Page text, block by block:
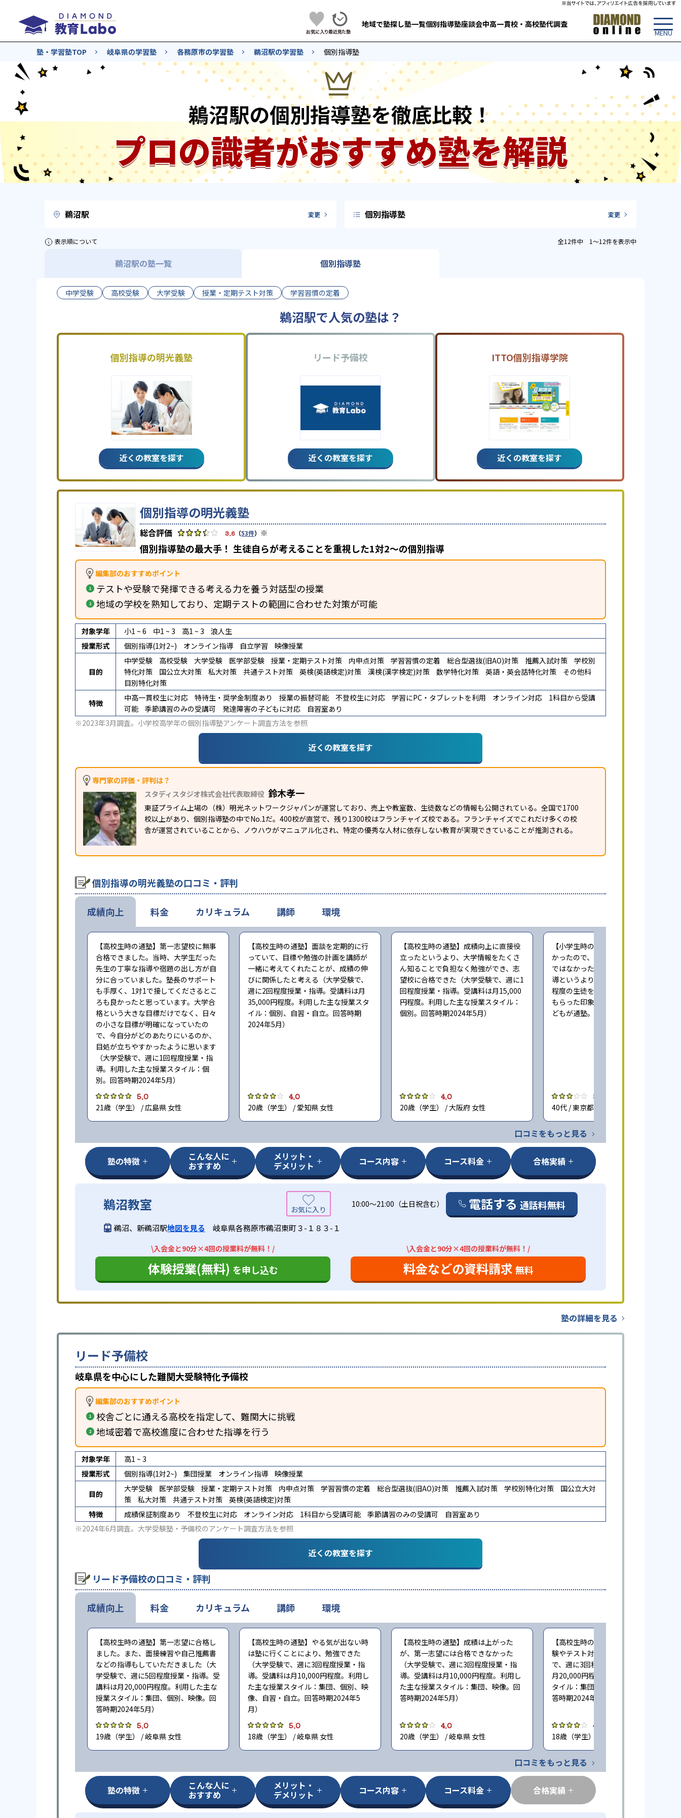
地域で塾探し塾一覧個別指導塾座談会中高一貫校・高校塾代調査
塾・学習塾TOP 岐阜県の学習塾 各務原市の学習塾 鵜沼駅の学習塾 個別指導塾
鵜沼駅の個別指導塾を徹底比較！
プロの識者がおすすめ塾を解説
鵜沼駅 変更 個別指導塾 変更
表示順について 全12件中 1〜12件を表示中
鵜沼駅の塾一覧 個別指導塾
中学受験 高校受験 大学受験 授業・定期テスト対策 学習習慣の定着
鵜沼駅で人気の塾は？
個別指導の明光義塾
近くの教室を探す
リード予備校
近くの教室を探す
ITTO個別指導学院
近くの教室を探す
個別指導の明光義塾
3.6 （53件） ※
個別指導塾の最大手！ 生徒自らが考えることを重視した1対2〜の個別指導
編集部のおすすめポイント
テストや受験で発揮できる考える力を養う対話型の授業
地域の学校を熟知しており、定期テストの範囲に合わせた対策が可能
対象学年 小1 ~ 6 中1 ~ 3 高1 ~ 3
浪人生
授業形式
個別指導(1対2~) オンライン指導 自立学習 映像授業
目的
中学受験 高校受験 大学受験 医学部受験 授業・定期テスト対策 内申点対策 学習習慣の定着 総合型選抜(旧AO)対策 推薦入試対策
学校別
特化対策
国公立大対策 私大対策 共通テスト対策 英検(英語検定)対策 漢検(漢字検定)対策 数学特化対策 英語・英会話特化対策
その他科
目別特化対策
特徴
中高一貫校生に対応 特待生・奨学金制度あり 授業の振替可能 不登校生に対応 学習にPC・タブレットを利用 オンライン対応
1科目から受講
可能
季節講習のみの受講可 発達障害の子どもに対応
自習室あり
※2023年3月調査。 小学校高学年の個別指導塾アンケート調査方法を参照
近くの教室を探す
専門家の評価・評判は？
スタディスタジオ株式会社代表取締役 鈴木孝一
東証プライム上場の（株）明光ネットワークジャパンが運営しており、売上や教室数、生徒数などの情報も公開されている。全国で1700
校以上があり、個別指導塾の中でNo.1だ。400校が直営で、残り1300校はフランチャイズ校である。フランチャイズでこれだけ多くの校
舎が運営されていることから、ノウハウがマニュアル化され、特定の優秀な人材に依存しない教育が実現できていることが推測される。
個別指導の明光義塾の口コミ・評判
成績向上
【高校生時の通塾】第一志望校に無事
合格できました。当時、大学生だった
先生の丁寧な指導や宿題の出し方が自
分に合っていました。塾長のサポート
も手厚く、1対1で接してくださるとこ
ろも良かったと思っています。大学合
格という大きな目標だけでなく、日々
の小さな目標が明確になっていたの
で、今自分がどのあたりにいるのか、
目処が立ちやすかったように思います
（大学受験で、週に1回程度授業・指
導。利用した主な授業スタイル：個
別。回答時期2024年5月）
5.0
21歳（学生） / 広島県 女性
【高校生時の通塾】面談を定期的に行
っていて、目標や勉強の計画を講師が
一緒に考えてくれたことが、成績の伸
びに関係したと考える（大学受験で、
週に2回程度授業・指導。受講料は月
35,000円程度。利用した主な授業スタ
イル：個別、自習・自立。回答時期
2024年5月）
4.0
20歳（学生） / 愛知県 女性
【高校生時の通塾】成績向上に直接役
立ったというより、大学情報をたくさ
ん知ることで負担なく勉強ができ、志
望校に合格できた（大学受験で、週に1
回程度授業・指導。受講料は月15,000
円程度。利用した主な授業スタイル：
個別。回答時期2024年5月）
4.0
20歳（学生） / 大阪府 女性
【小学生時の通塾】本人にやる気が無
かったので、成績向上するという感じ
ではなかった。また指導自体も個人指
導というより、一人の先生が一度に3人
程度の生徒をみており、きちんとみて
もらった印象ではない（小学6年時に子
どもが通塾。回答時期:2023年3月）
3.0
40代 / 東京都 女性
口コミをもっと見る
料金 カリキュラム 講師 環境
塾の特徴 こんな人に
おすすめ
メリット・
デメリット コース内容 コース料金 合格実績
鵜沼教室 10:00〜21:00（土日祝含む） 電話する 通話料無料
鵜沼、新鵜沼駅地図を見る 岐阜県各務原市鵜沼東町３-１８３-１
\入会金と90分×4回の授業料が無料！/
体験授業(無料) を申し込む
\入会金と90分×4回の授業料が無料！/
料金などの資料請求 無料
塾の詳細を見る
リード予備校
岐阜県を中心にした難関大受験特化予備校
編集部のおすすめポイント
校舎ごとに通える高校を指定して、難関大に挑戦
地域密着で高校進度に合わせた指導を行う
対象学年
高1 ~ 3
授業形式
個別指導(1対2~) 集団授業 オンライン指導
映像授業
目的
大学受験 医学部受験 授業・定期テスト対策 内申点対策 学習習慣の定着 総合型選抜(旧AO)対策 推薦入試対策 学校別特化対策
国公立大対
策
私大対策 共通テスト対策
英検(英語検定)対策
特徴
成績保証制度あり 不登校生に対応 オンライン対応 1科目から受講可能 季節講習のみの受講可
自習室あり
※2024年6月調査。 大学受験塾・予備校のアンケート調査方法を参照
近くの教室を探す
リード予備校の口コミ・評判
成績向上
【高校生時の通塾】第一志望に合格し
ました。また、面接練習や自己推薦書
などの指導もしていただきました（大
学受験で、週に5回程度授業・指導。受
講料は月20,000円程度。利用した主な
授業スタイル：集団、個別、映像。回
答時期2024年5月）
5.0
19歳（学生） / 岐阜県 女性
【高校生時の通塾】やる気が出ない時
は塾に行くことにより、勉強できた
（大学受験で、週に3回程度授業・指
導。受講料は月10,000円程度。利用し
た主な授業スタイル：集団、個別、映
像、自習・自立。回答時期2024年5
月）
5.0
18歳（学生） / 岐阜県 女性
【高校生時の通塾】成績は上がった
が、第一志望には合格できなかった
（大学受験で、週に3回程度授業・指
導。受講料は月10,000円程度。利用し
た主な授業スタイル：集団、映像。回
答時期2024年5月）
4.0
20歳（学生） / 岐阜県 女性
【高校生時の通塾】成績が伸びた。受
験やテスト対策に役立った（大学受験
で、週に3回程度授業・指導。受講料は
月20,000円程度。利用した主な授業ス
タイル：集団、映像、自習・自立。回
答時期2024年5月）
4.0
18歳（学生） / 岐阜県 男性
口コミをもっと見る
料金 カリキュラム 講師 環境
塾の特徴 こんな人に
おすすめ
メリット・
デメリット コース内容 コース料金 合格実績